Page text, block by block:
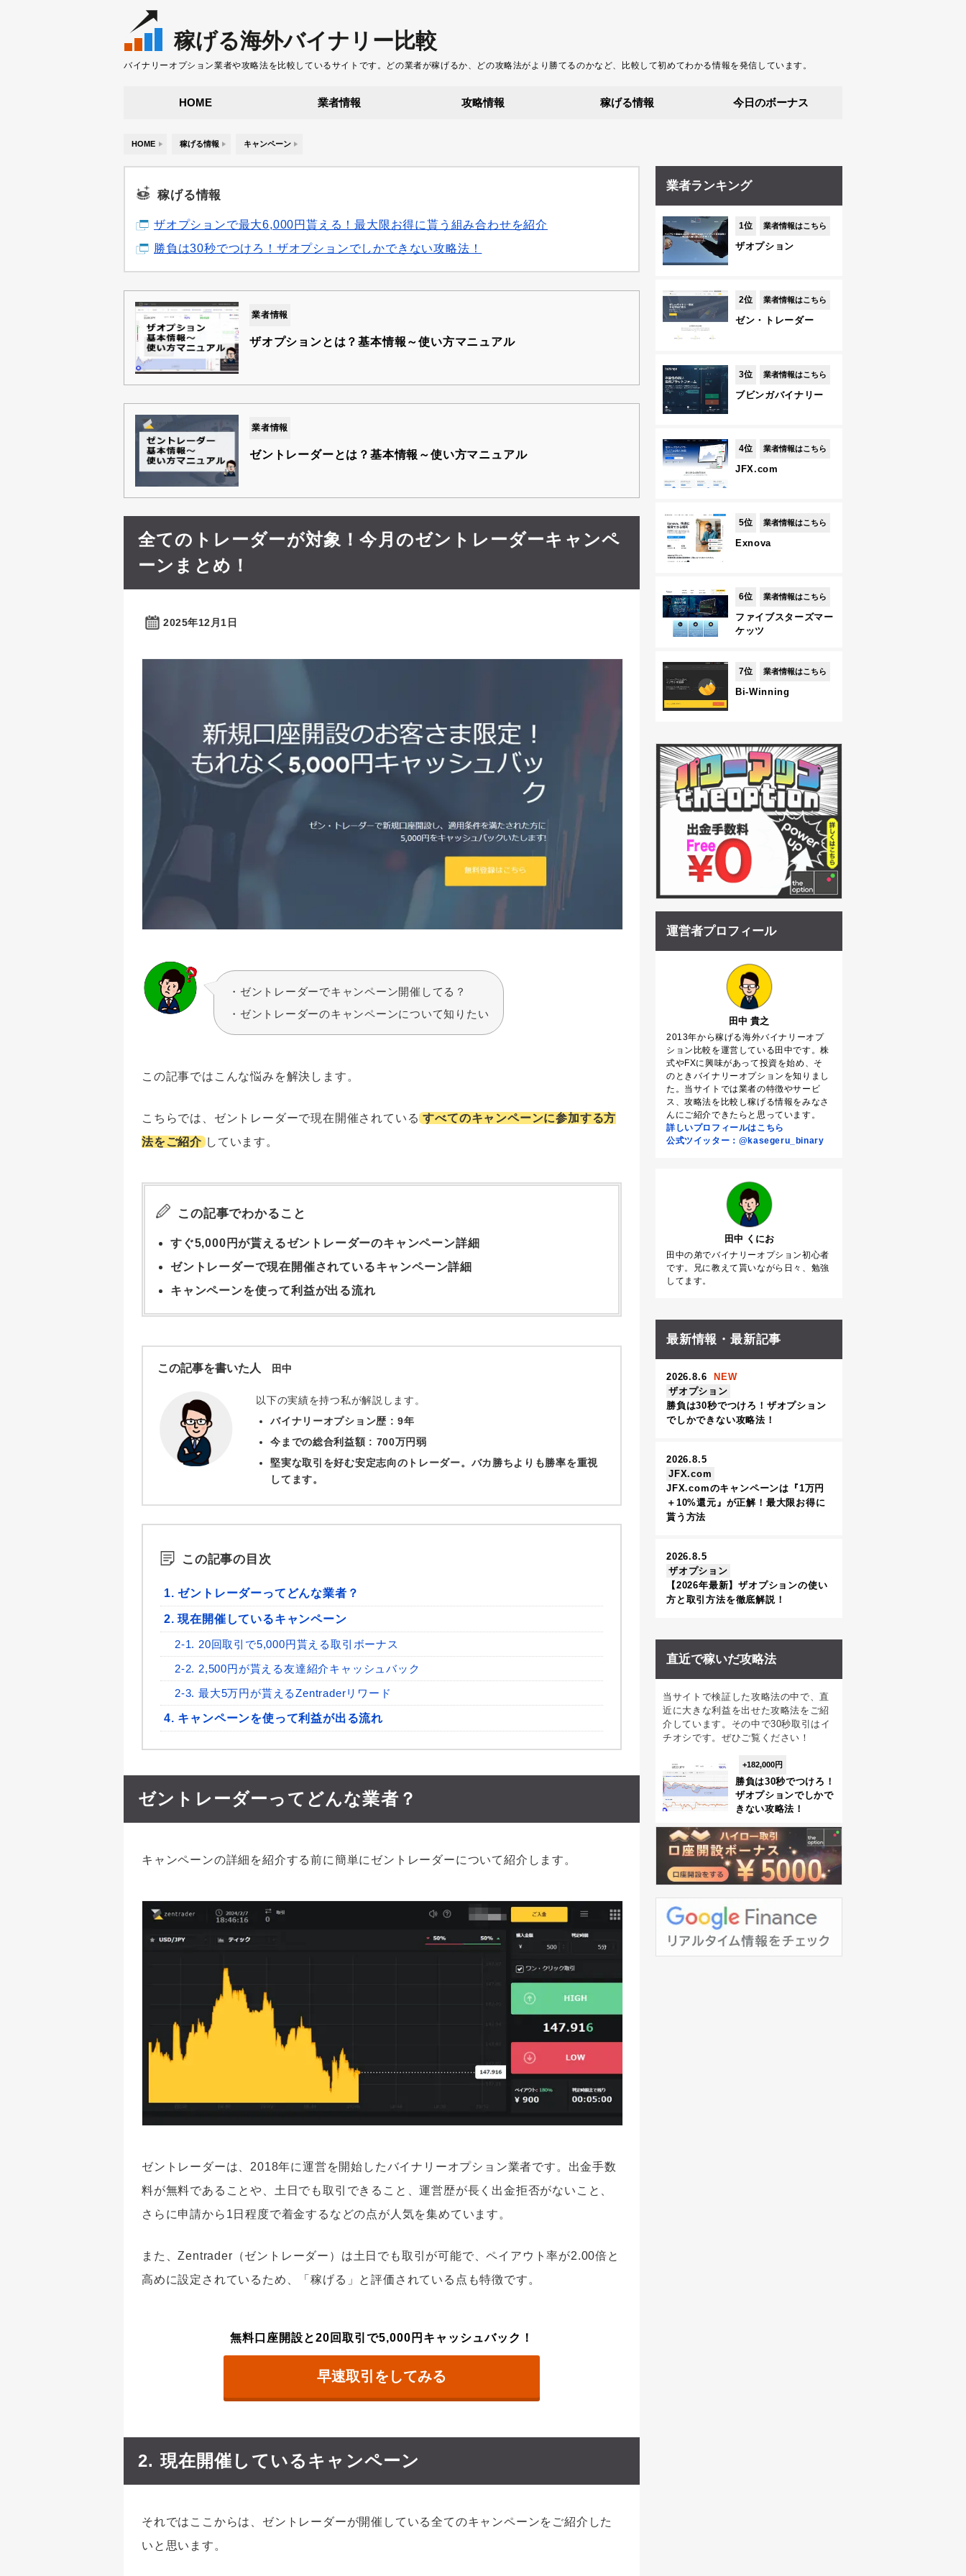
稼げる海外バイナリー比較
バイナリーオプション業者や攻略法を比較しているサイトです。どの業者が稼げるか、どの攻略法がより勝てるのかなど、比較して初めてわかる情報を発信しています。
HOME 業者情報 攻略情報 稼げる情報 今日のボーナス
HOME 稼げる情報 キャンペーン
稼げる情報
ザオプションで最大6,000円貰える！最大限お得に貰う組み合わせを紹介
勝負は30秒でつけろ！ザオプションでしかできない攻略法！
業者情報
ザオプションとは？基本情報～使い方マニュアル
業者情報
ゼントレーダーとは？基本情報～使い方マニュアル
全てのトレーダーが対象！今月のゼントレーダーキャンペ
ーンまとめ！
2025年12月1日
・ゼントレーダーでキャンペーン開催してる？
・ゼントレーダーのキャンペーンについて知りたい
この記事ではこんな悩みを解決します。
こちらでは、ゼントレーダーで現在開催されている すべてのキャンペーンに参加する方
法をご紹介 しています。
この記事でわかること
すぐ5,000円が貰えるゼントレーダーのキャンペーン詳細
ゼントレーダーで現在開催されているキャンペーン詳細
キャンペーンを使って利益が出る流れ
この記事を書いた人 田中
以下の実績を持つ私が解説します。
バイナリーオプション歴 :9年
今までの総合利益額 : 700万円弱
堅実な取引を好む安定志向のトレーダー。バカ勝ちよりも勝率を重視
してます。
この記事の目次
1. ゼントレーダーってどんな業者？
2. 現在開催しているキャンペーン
2-1. 20回取引で5,000円貰える取引ボーナス
2-2. 2,500円が貰える友達紹介キャッシュバック
2-3. 最大5万円が貰えるZentraderリワード
4. キャンペーンを使って利益が出る流れ
ゼントレーダーってどんな業者？
キャンペーンの詳細を紹介する前に簡単にゼントレーダーについて紹介します。
ゼントレーダーは、2018年に運営を開始したバイナリーオプション業者です。出金手数
料が無料であることや、土日でも取引できること、運営歴が長く出金拒否がないこと、
さらに申請から1日程度で着金するなどの点が人気を集めています。
また、Zentrader（ゼントレーダー）は土日でも取引が可能で、ペイアウト率が2.00倍と
高めに設定されているため、「稼げる」と評価されている点も特徴です。
無料口座開設と20回取引で5,000円キャッシュバック！
早速取引をしてみる
2. 現在開催しているキャンペーン
それではここからは、ゼントレーダーが開催している全てのキャンペーンをご紹介した
いと思います。
業者ランキング
1位 業者情報はこちら
ザオプション
2位 業者情報はこちら
ゼン・トレーダー
3位 業者情報はこちら
ブビンガバイナリー
4位 業者情報はこちら
JFX.com
5位 業者情報はこちら
Exnova
6位 業者情報はこちら
ファイブスターズマー
ケッツ
7位 業者情報はこちら
Bi-Winning
運営者プロフィール
田中 貴之
2013年から稼げる海外バイナリーオプ
ション比較を運営している田中です。株
式やFXに興味があって投資を始め、そ
のときバイナリーオプションを知りまし
た。当サイトでは業者の特徴やサービ
ス、攻略法を比較し稼げる情報をみなさ
んにご紹介できたらと思っています。
詳しいプロフィールはこちら
公式ツイッター：@kasegeru_binary
田中 くにお
田中の弟でバイナリーオプション初心者
です。兄に教えて貰いながら日々、勉強
してます。
最新情報・最新記事
2026.8.6
NEW
ザオプション
勝負は30秒でつけろ！ザオプション
でしかできない攻略法！
2026.8.5
JFX.com
JFX.comのキャンペーンは『1万円
＋10%還元』が正解！最大限お得に
貰う方法
2026.8.5
ザオプション
【2026年最新】ザオプションの使い
方と取引方法を徹底解説！
直近で稼いだ攻略法
当サイトで検証した攻略法の中で、直
近に大きな利益を出せた攻略法をご紹
介しています。その中で30秒取引はイ
チオシです。ぜひご覧ください！
+182,000円
勝負は30秒でつけろ！
ザオプションでしかで
きない攻略法！